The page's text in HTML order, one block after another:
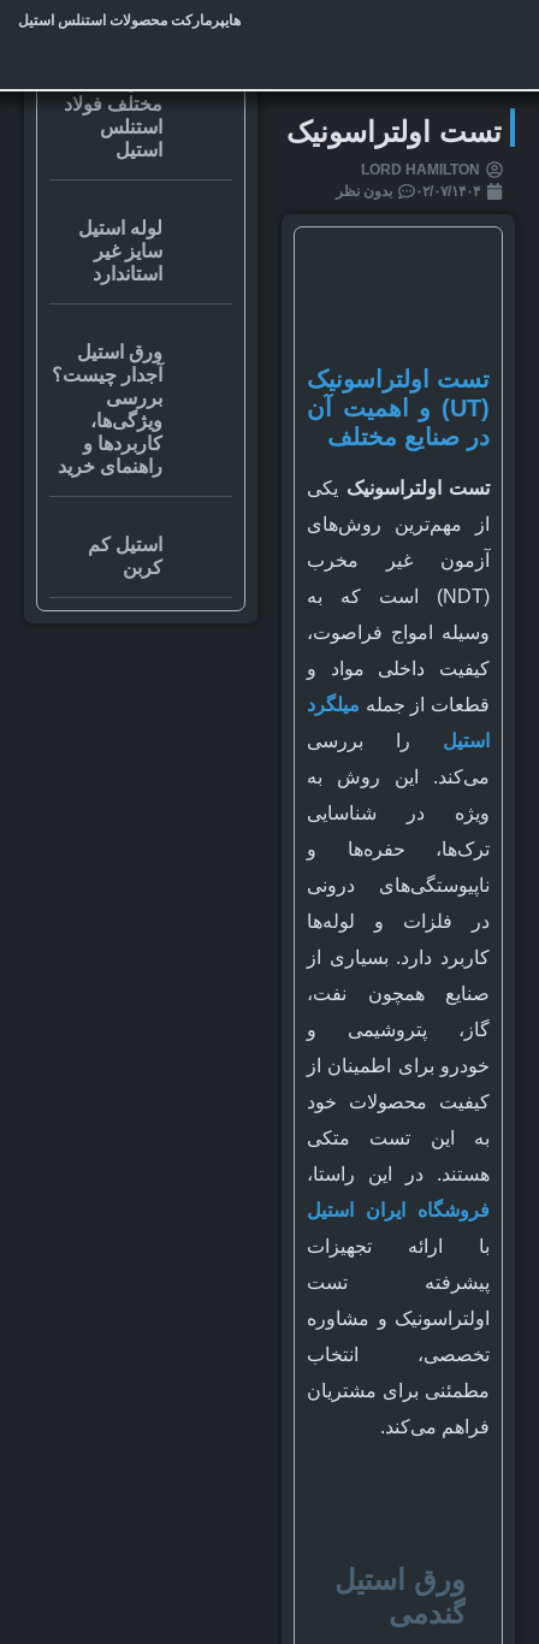
هایپرمارکت محصولات استنلس استیل
مختلف فولاد
استنلس
استیل
لوله استیل
سایز غیر
استاندارد
ورق استیل
آجدار چیست؟
بررسی
ویژگی‌ها،
کاربردها و
راهنمای خرید
استیل کم
کربن
تست اولتراسونیک
LORD HAMILTON
۰۲/۰۷/۱۴۰۴
بدون نظر
تست اولتراسونیک
(UT) و اهمیت آن
در صنایع مختلف
تست اولتراسونیک یکی
از مهم‌ترین روش‌های
آزمون غیر مخرب
(NDT) است که به
وسیله امواج فراصوت،
کیفیت داخلی مواد و
قطعات از جمله میلگرد
استیل را بررسی
می‌کند. این روش به
ویژه در شناسایی
ترک‌ها، حفره‌ها و
ناپیوستگی‌های درونی
در فلزات و لوله‌ها
کاربرد دارد. بسیاری از
صنایع همچون نفت،
گاز، پتروشیمی و
خودرو برای اطمینان از
کیفیت محصولات خود
به این تست متکی
هستند. در این راستا،
فروشگاه ایران استیل
با ارائه تجهیزات
پیشرفته تست
اولتراسونیک و مشاوره
تخصصی، انتخاب
مطمئنی برای مشتریان
فراهم می‌کند.
ورق استیل
گندمی